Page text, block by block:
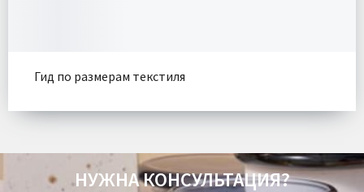
Гид по размерам текстиля
НУЖНА КОНСУЛЬТАЦИЯ?